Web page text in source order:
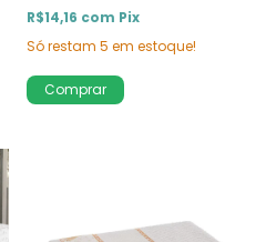
R$14,16 com Pix
Só restam 5 em estoque!